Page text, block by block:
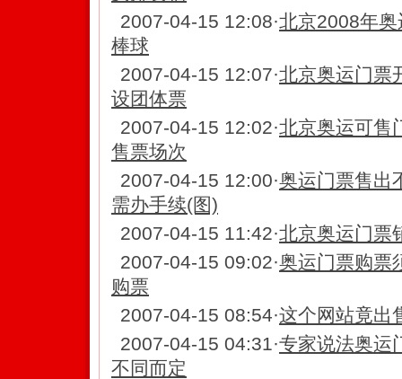
2007-04-15 12:08·北京2008年
棒球
2007-04-15 12:07·北京奥运门票
设团体票
2007-04-15 12:02·北京奥运可售
售票场次
2007-04-15 12:00·奥运门票售出
需办手续(图)
2007-04-15 11:42·北京奥运门票
2007-04-15 09:02·奥运门票购票
购票
2007-04-15 08:54·这个网站竟出
2007-04-15 04:31·专家说法奥运
不同而定